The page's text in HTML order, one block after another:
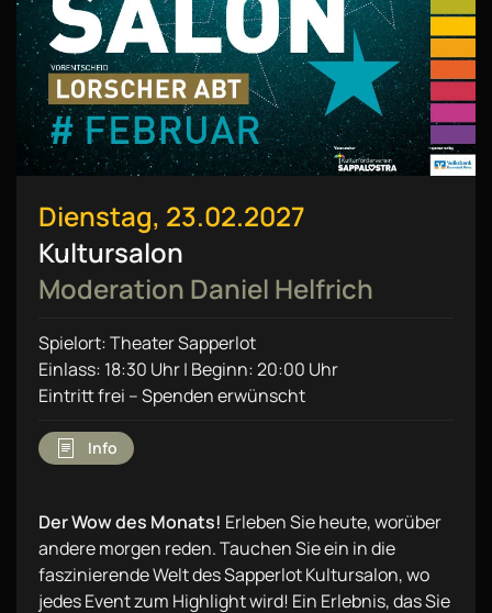
Dienstag, 23.02.2027
Kultursalon
Moderation Daniel Helfrich
Spielort: Theater Sapperlot
Einlass: 18:30 Uhr | Beginn: 20:00 Uhr
Eintritt frei – Spenden erwünscht
Info
Der Wow des Monats! Erleben Sie heute, worüber
andere morgen reden. Tauchen Sie ein in die
faszinierende Welt des Sapperlot Kultursalon, wo
jedes Event zum Highlight wird! Ein Erlebnis, das Sie